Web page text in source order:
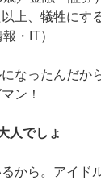
以上、犠牲にす
・IT）
なったんだか
ン！
人でしょ
るから。アイド